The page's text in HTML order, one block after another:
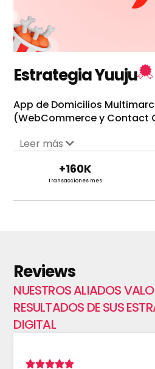
Estrategia Yuuju
App de Domicilios
(WebCommerce y Contact
Leer más
+160K
Transacciones mes
Reviews
NUESTROS ALIADOS
RESULTADOS DE SUS
DIGITAL